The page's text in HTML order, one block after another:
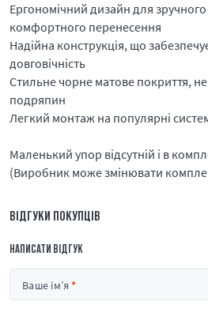
Ергономічний дизайн для
комфортного перенесення
Надійна конструкція, що
довговічність
Стильне чорне матове покриття, не
подряпин
Легкий монтаж на популярні
Маленький упор відсутній і в
(Виробник може змінювати
ВІДГУКИ ПОКУПЦІВ
НАПИСАТИ ВІДГУК
Ваше ім’я